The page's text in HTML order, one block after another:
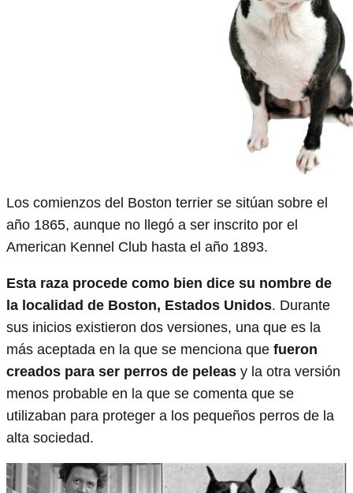
Los comienzos del Boston terrier se sitúan sobre el
año 1865, aunque no llegó a ser inscrito por el
American Kennel Club hasta el año 1893.
Esta raza procede como bien dice su nombre de
la localidad de Boston, Estados Unidos. Durante
sus inicios existieron dos versiones, una que es la
más aceptada en la que se menciona que fueron
creados para ser perros de peleas y la otra versión
menos probable en la que se comenta que se
utilizaban para proteger a los pequeños perros de la
alta sociedad.